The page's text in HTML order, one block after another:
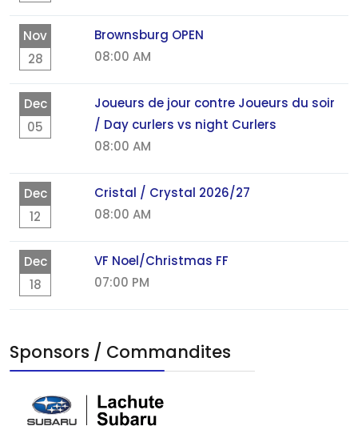
Nov
28
Brownsburg OPEN
08:00 AM
Dec
05
Joueurs de jour contre Joueurs du soir
/ Day curlers vs night Curlers
08:00 AM
Dec
12
Cristal / Crystal 2026/27
08:00 AM
Dec
18
VF Noel/Christmas FF
07:00 PM
Sponsors / Commandites